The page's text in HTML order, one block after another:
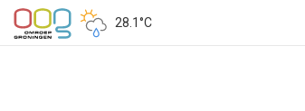
28.1°C